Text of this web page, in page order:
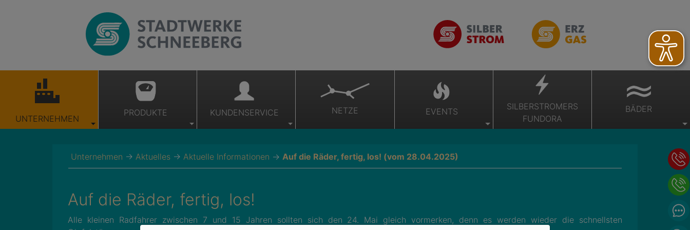
UNTERNEHMEN
PRODUKTE KUNDENSERVICE NETZE EVENTS
SILBERSTROMERS
FUNDORA
BÄDER
Unternehmen → Aktuelles → Aktuelle Informationen → Auf die Räder, fertig, los! (vom 28.04.2025)
Auf die Räder, fertig, los!
Alle kleinen Radfahrer zwischen 7 und 15 Jahren sollten sich den 24. Mai gleich vormerken, denn es werden wieder die schnellsten